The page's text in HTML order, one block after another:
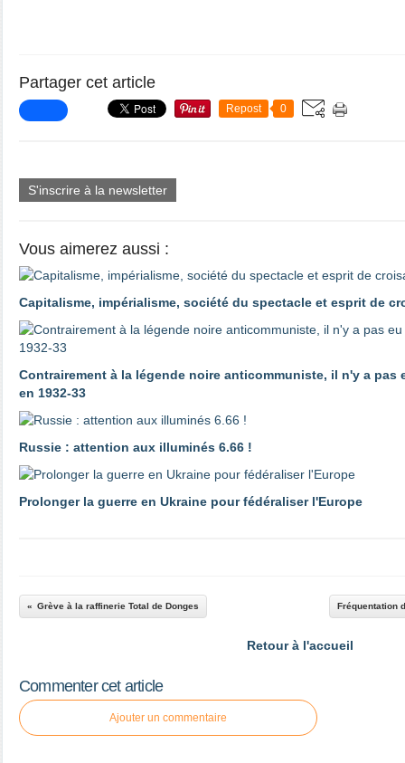
Partager cet article
Repost 0
S'inscrire à la newsletter
Vous aimerez aussi :
Capitalisme, impérialisme, société du spectacle et esprit de
Contrairement à la légende noire anticommuniste, il n'y a pas
en 1932-33
Russie : attention aux illuminés 6.66 !
Prolonger la guerre en Ukraine pour fédéraliser l'Europe
Grève à la raffinerie Total de Donges Fréquentation
Retour à l'accueil
Commenter cet article
Ajouter un commentaire